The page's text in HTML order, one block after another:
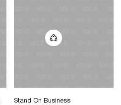
Stand On Business